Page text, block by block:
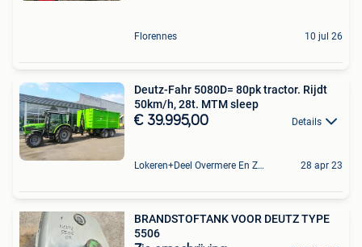
Florennes 10 jul 26
Deutz-Fahr 5080D= 80pk tractor. Rijdt
50km/h, 28t. MTM sleep
€ 39.995,00 Details
Lokeren+Deel Overmere En Zele 28 apr 23
BRANDSTOFTANK VOOR DEUTZ TYPE
5506